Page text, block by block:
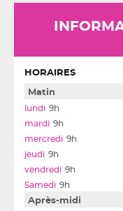
HORAIRES
Matin
9h
9h
9h
9h
9h
9h
Après-midi